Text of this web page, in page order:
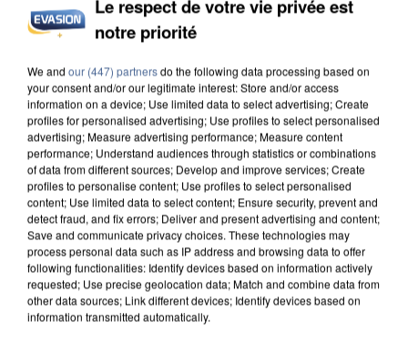
INCENDIES : L’ÎLE-DE-FRANCE LANCE UN ÉLAN
Le respect de votre vie privée est
notre priorité
We and our (447) partnersdo the following data processing based on
your consent and/or our legitimate interest: Store and/or access
information on a device; Use limited data to select advertising; Create
profiles for personalised advertising; Use profiles to select personalised
advertising; Measure advertising performance; Measure content
performance; Understand audiences through statistics or combinations
of data from different sources; Develop and improve services; Create
profiles to personalise content; Use profiles to select personalised
content; Use limited data to select content; Ensure security, prevent and
detect fraud, and fix errors; Deliver and present advertising and content;
Save and communicate privacy choices. These technologies may
process personal data such as IP address and browsing data to offer
following functionalities: Identify devices based on information actively
requested; Use precise geolocation data; Match and combine data from
other data sources; Link different devices; Identify devices based on
information transmitted automatically.